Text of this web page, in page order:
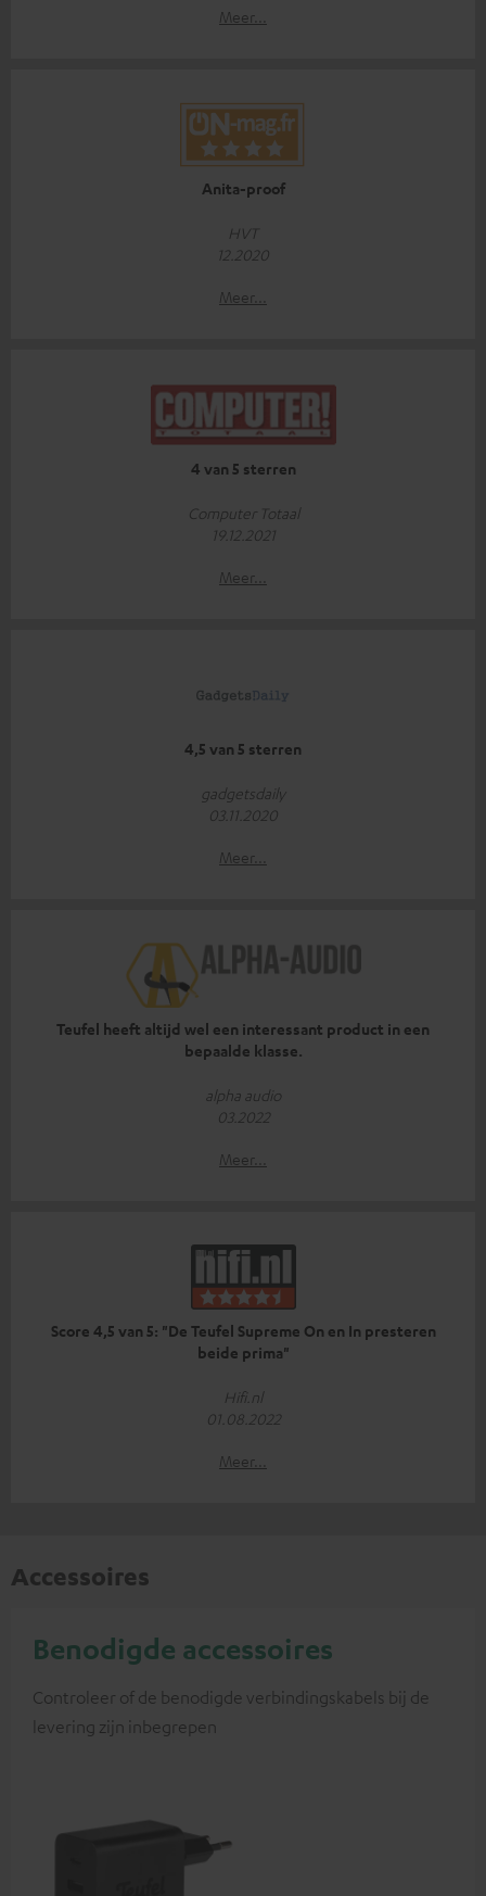
Meer...
Anita-proof
HVT
12.2020
Meer...
4 van 5 sterren
Computer Totaal
19.12.2021
Meer...
4,5 van 5 sterren
gadgetsdaily
03.11.2020
Meer...
Teufel heeft altijd wel een interessant product in een
bepaalde klasse.
alpha audio
03.2022
Meer...
Score 4,5 van 5: "De Teufel Supreme On en In presteren
beide prima"
Hifi.nl
01.08.2022
Meer...
Accessoires
Benodigde accessoires
Controleer of de benodigde verbindingskabels bij de
levering zijn inbegrepen